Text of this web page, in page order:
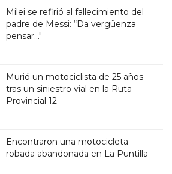
Milei se refirió al fallecimiento del
padre de Messi: “Da vergüenza
pensar..."
Murió un motociclista de 25 años
tras un siniestro vial en la Ruta
Provincial 12
Encontraron una motocicleta
robada abandonada en La Puntilla